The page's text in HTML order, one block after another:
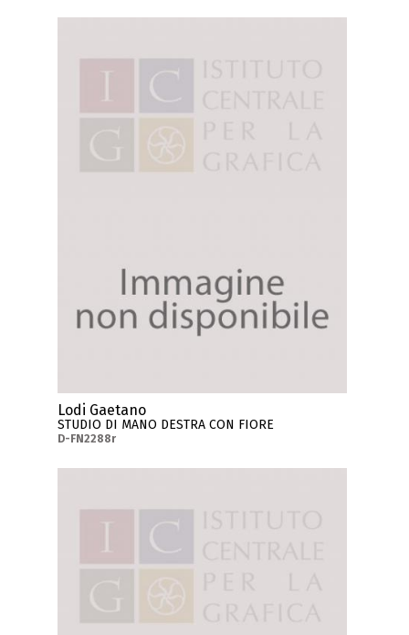
Lodi Gaetano
STUDIO DI MANO DESTRA CON FIORE
D-FN2288r